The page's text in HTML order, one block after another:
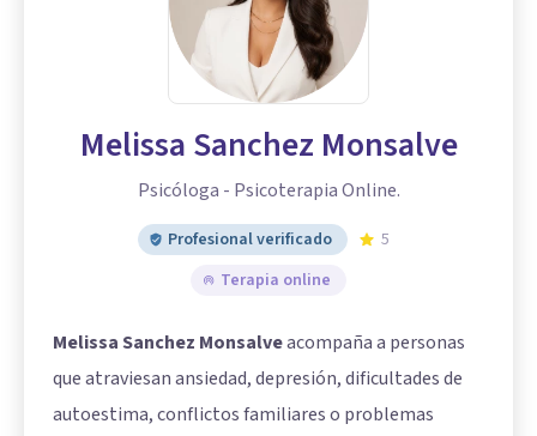
Melissa Sanchez Monsalve
Psicóloga - Psicoterapia Online.
Profesional verificado
5
Terapia online
Melissa Sanchez Monsalveacompaña a personas
que atraviesan ansiedad, depresión, dificultades de
autoestima, conflictos familiares o problemas